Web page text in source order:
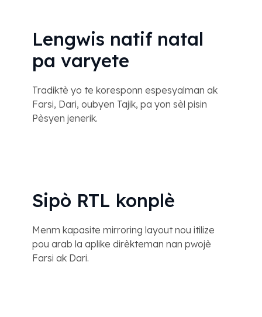
Lengwis natif natal
pa varyete
Tradiktè yo te koresponn espesyalman ak
Farsi, Dari, oubyen Tajik, pa yon sèl pisin
Pèsyen jenerik.
Sipò RTL konplè
Menm kapasite mirroring layout nou itilize
pou arab la aplike dirèkteman nan pwojè
Farsi ak Dari.